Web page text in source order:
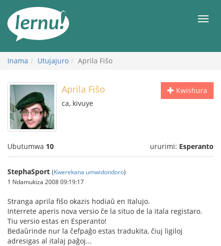
rupapuro
rw'ibirimwo
Inama Utujajuro Aprila Fiŝo
Kwishura
Aprila Fiŝo
ca, kivuye
Ubutumwa 10 ururimi: Esperanto
StephaSport (Kwerekana umwidondoro)
1 Ndamukiza 2008 09:19:17
Stranga aprila fiŝo okazis hodiaŭ en Italujo.
Interrete aperis nova versio ĉe la situo de la itala registaro.
Tiu versio estas en Esperanto!
Bedaŭrinde nur la ĉefpaĝo estas tradukita, ĉiuj ligiloj
adresigas al italaj paĝoj...